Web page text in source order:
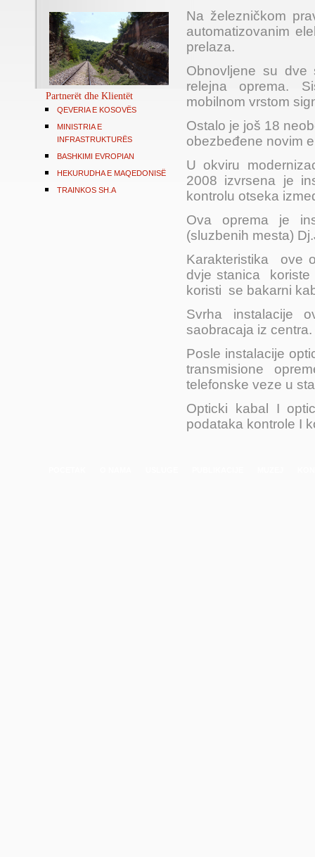
Partnerët dhe Klientët
QEVERIA E KOSOVËS
MINISTRIA E
INFRASTRUKTURËS
BASHKIMI EVROPIAN
HEKURUDHA E MAQEDONISË
TRAINKOS SH.A
Na železničkom
automatizovanim
prelaza.
Obnovljene su
relejna oprema.
mobilnom vrstom
Ostalo je još 18
obezbeđene novim
U okviru
2008 izvrsena je
kontrolu otseka
Ova oprema je
(sluzbenih mesta)
Karakteristika ove
dvje stanica koriste
koristi se bakarni
Svrha instalacije
saobracaja iz centra.
Posle instalacije
transmisione
telefonske veze u
Opticki kabal I
podataka kontrole I